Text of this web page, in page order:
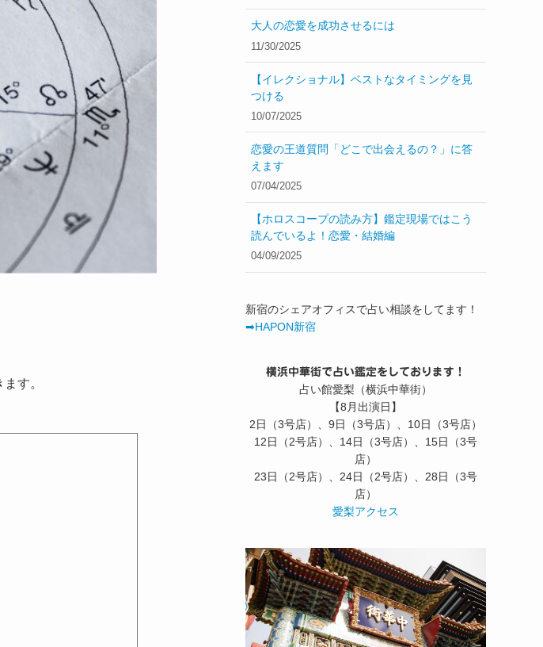
す。
大人の恋愛を成功させるには
11/30/2025
【イレクショナル】ベストなタイミングを見
つける
10/07/2025
恋愛の王道質問「どこで出会えるの？」に答
えます
07/04/2025
【ホロスコープの読み方】鑑定現場ではこう
読んでいるよ！恋愛・結婚編
04/09/2025
新宿のシェアオフィスで占い相談をしてます！
➡︎HAPON新宿
横浜中華街で占い鑑定をしております！
占い館愛梨（横浜中華街）
【8月出演日】
2日（3号店）、9日（3号店）、10日（3号店）
12日（2号店）、14日（3号店）、15日（3号
店）
23日（2号店）、24日（2号店）、28日（3号
店）
愛梨アクセス